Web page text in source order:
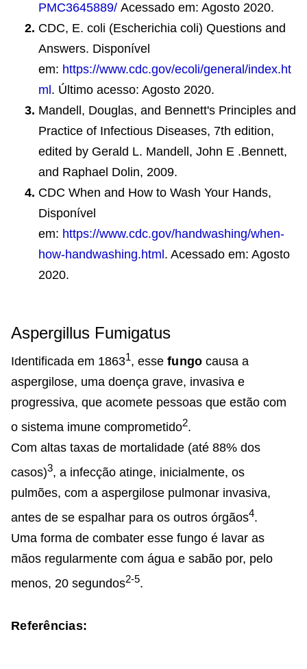
PMC3645889/ Acessado em: Agosto 2020.
CDC, E. coli (Escherichia coli) Questions and
Answers. Disponível
em: https://www.cdc.gov/ecoli/general/index.ht
ml . Último acesso: Agosto 2020.
Mandell, Douglas, and Bennett's Principles and
Practice of Infectious Diseases, 7th edition,
edited by Gerald L. Mandell, John E .Bennett,
and Raphael Dolin, 2009.
CDC When and How to Wash Your Hands,
Disponível
em: https://www.cdc.gov/handwashing/when-
how-handwashing.html . Acessado em: Agosto
2020.
Aspergillus Fumigatus
Identificada em 18631, esse fungo causa a
aspergilose, uma doença grave, invasiva e
progressiva, que acomete pessoas que estão com
o sistema imune comprometido2.
Com altas taxas de mortalidade (até 88% dos
casos)3, a infecção atinge, inicialmente, os
pulmões, com a aspergilose pulmonar invasiva,
antes de se espalhar para os outros órgãos4.
Uma forma de combater esse fungo é lavar as
mãos regularmente com água e sabão por, pelo
menos, 20 segundos2-5.
Referências: